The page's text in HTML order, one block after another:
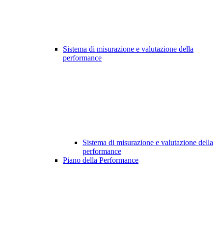
Sistema di misurazione e valutazione della
performance
Sistema di misurazione e valutazione della
performance
Piano della Performance